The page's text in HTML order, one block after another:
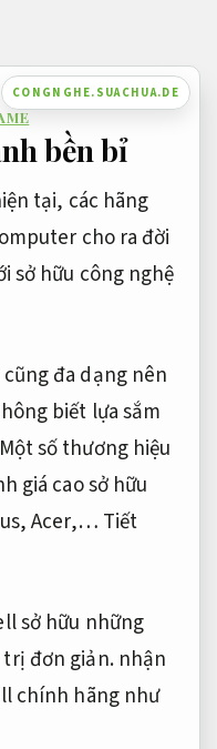
CONGNGHE.SUACHUA.DE
bền bỉ
tại, các hãng
cho ra đời
sở hữu công nghệ
đa dạng nên
biết lựa sắm
số thương hiệu
giá cao sở hữu
Acer,… Tiết
sở hữu những
trị đơn giản.nhận
chính hãng như